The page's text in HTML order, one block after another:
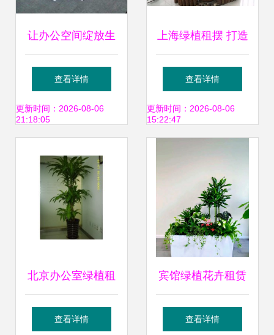
让办公空间绽放生
机 武汉专业绿植租
赁服务全解析
查看详情
更新时间：2026-08-06
21:18:05
上海绿植租摆 打造
城市中的自然绿洲
查看详情
更新时间：2026-08-06
15:22:47
北京办公室绿植租
赁 为办公空间注入
查看详情
宾馆绿植花卉租赁
服务 美化空间、降
查看详情